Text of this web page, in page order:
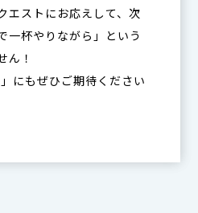
エストにお応えして、次
一杯やりながら」という
ん！
にもぜひご期待ください